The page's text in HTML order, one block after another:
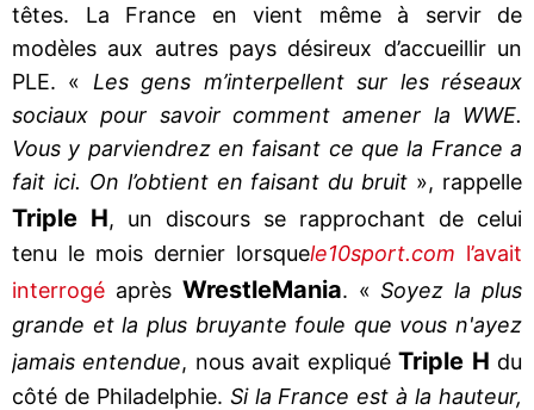
têtes. La France en vient même à servir de
modèles aux autres pays désireux d’accueillir un
PLE. « Les gens m’interpellent sur les réseaux
sociaux pour savoir comment amener la WWE.
Vous y parviendrez en faisant ce que la France a
fait ici. On l’obtient en faisant du bruit », rappelle
Triple H, un discours se rapprochant de celui
tenu le mois dernier lorsquele10sport.com l’avait
interrogé après WrestleMania. « Soyez la plus
grande et la plus bruyante foule que vous n'ayez
jamais entendue, nous avait expliquéTriple H du
côté de Philadelphie. Si la France est à la hauteur,